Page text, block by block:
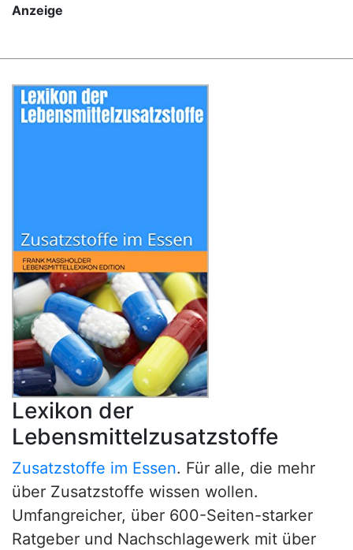
Anzeige
Lexikon der
Lebensmittelzusatzstoffe
Zusatzstoffe im Essen. Für alle, die mehr
über Zusatzstoffe wissen wollen.
Umfangreicher, über 600-Seiten-starker
Ratgeber und Nachschlagewerk mit über